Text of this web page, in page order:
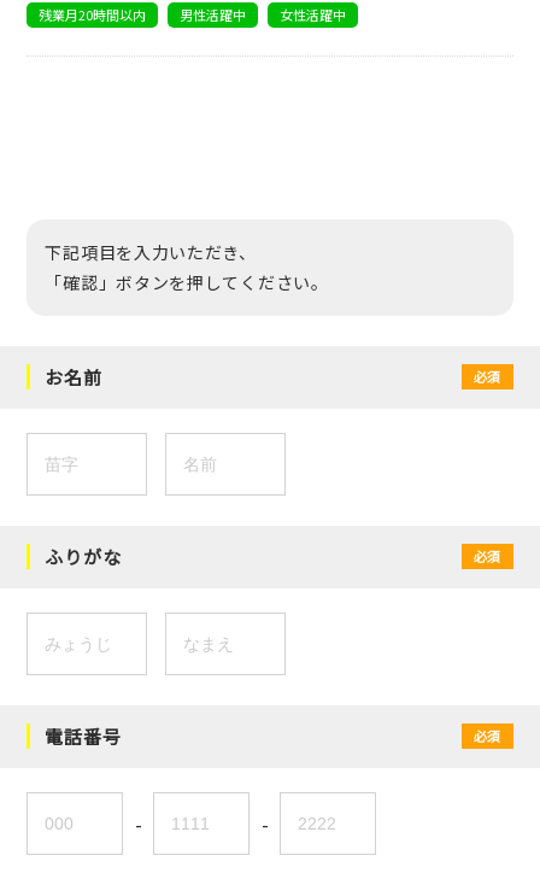
残業月20時間以内
男性活躍中 女性活躍中
下記項目を入力いただき、
「確認」ボタンを押してください。
お名前 必須
ふりがな 必須
電話番号 必須
- -